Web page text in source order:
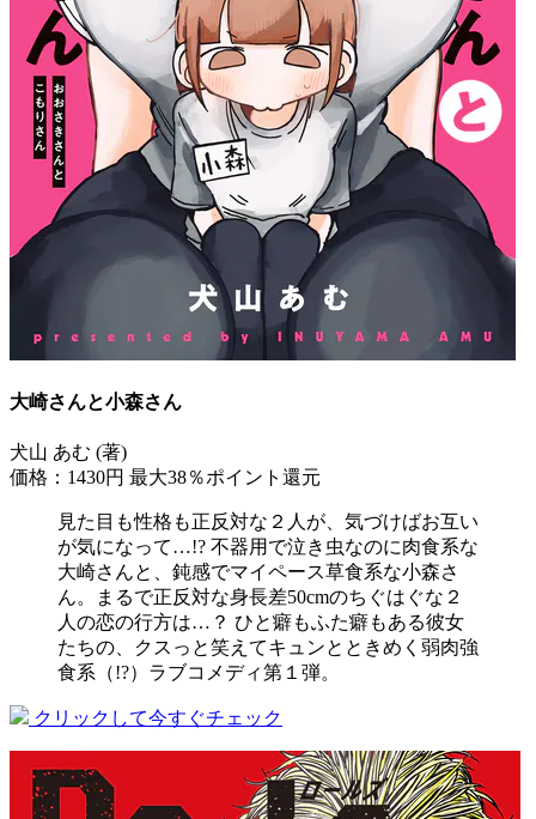
大崎さんと小森さん
犬山 あむ (著)
価格：1430円 最大38％ポイント還元
見た目も性格も正反対な２人が、気づけばお互い
が気になって…!? 不器用で泣き虫なのに肉食系な
大崎さんと、鈍感でマイペース草食系な小森さ
ん。まるで正反対な身長差50cmのちぐはぐな２
人の恋の行方は…？ ひと癖もふた癖もある彼女
たちの、クスっと笑えてキュンとときめく弱肉強
食系（!?）ラブコメディ第１弾。
クリックして今すぐチェック